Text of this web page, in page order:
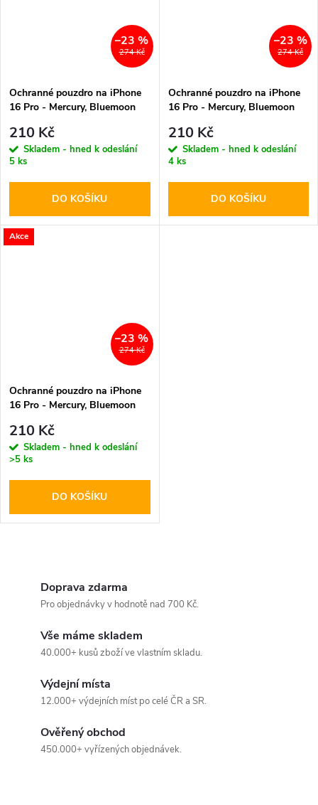
274 Kč
–23 %
Ochranné pouzdro na iPhone
16 Pro - Mercury, Bluemoon
210 Kč
Skladem - hned k odeslání
5 ks
DO KOŠÍKU
274 Kč
–23 %
Ochranné pouzdro na iPhone
16 Pro - Mercury, Bluemoon
210 Kč
Skladem - hned k odeslání
4 ks
DO KOŠÍKU
Akce
274 Kč
–23 %
Ochranné pouzdro na iPhone
16 Pro - Mercury, Bluemoon
210 Kč
Skladem - hned k odeslání
>5 ks
DO KOŠÍKU
Doprava zdarma
Pro objednávky v hodnotě nad 700 Kč.
Vše máme skladem
40.000+ kusů zboží ve vlastním skladu.
Výdejní místa
12.000+ výdejních míst po celé ČR a SR.
Ověřený obchod
450.000+ vyřízených objednávek.